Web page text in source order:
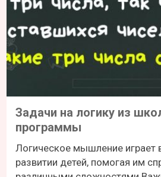
Задачи на логику из
программы
Логическое мышление
развитии детей, помогая им